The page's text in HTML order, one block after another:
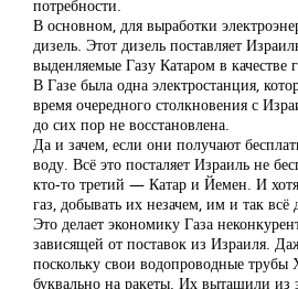
потребности.
В основном, для выработки
дизель. Этот дизель поставляет
выденляемые Газу Катаром в
В Газе была одна электростанция,
время очередного столкновения с
до сих пор не восстановлена.
Да и зачем, если они получают
воду. Всё это посталяет Израиль не
кто-то третий — Катар и Йемен. И
газ, добывать их незачем, им и так всё
Это делает экономику Газа
зависящей от поставок из Израиля.
поскольку свои водопроводные трубы
буквально на ракеты. Их вытащили из